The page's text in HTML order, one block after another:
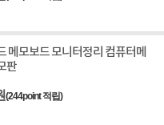
메모보드 모니터정리 컴퓨터메
판
(244point 적립)